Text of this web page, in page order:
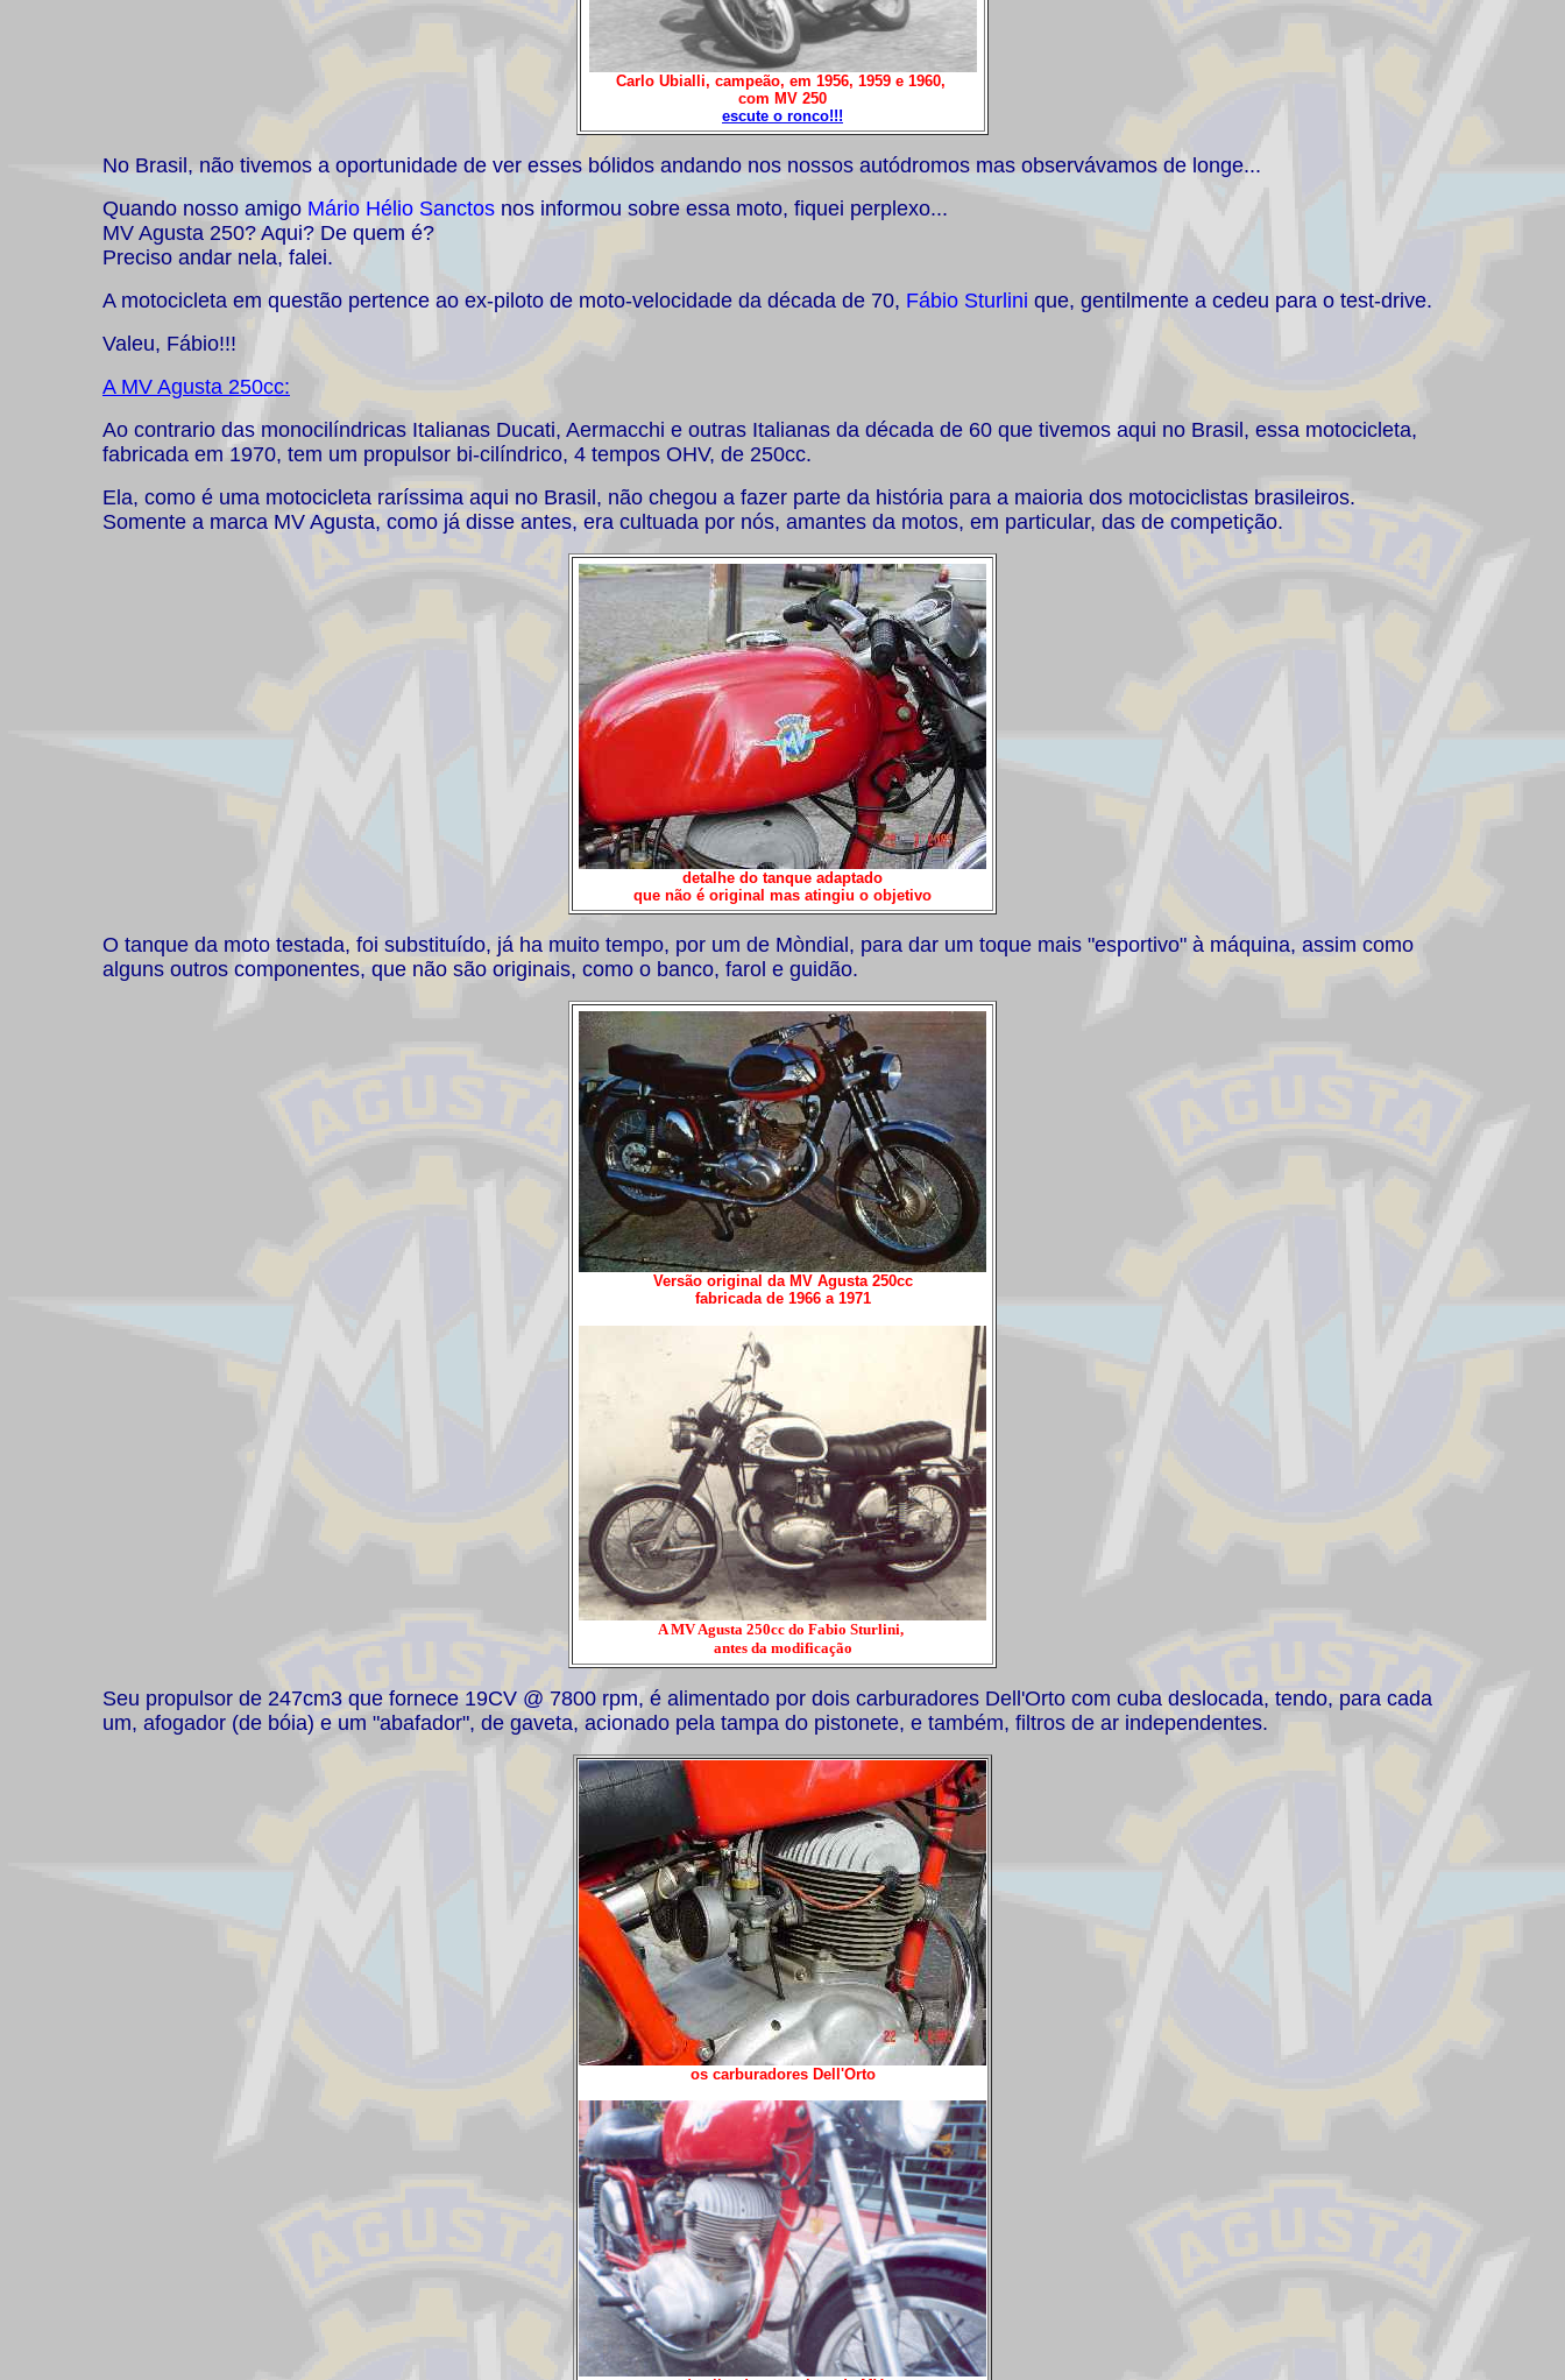
Carlo Ubialli, campeão, em 1956, 1959 e 1960,
com MV 250
escute o ronco!!!
No Brasil, não tivemos a oportunidade de ver esses bólidos andando nos nossos autódromos mas observávamos de longe...
Quando nosso amigo Mário Hélio Sanctos nos informou sobre essa moto, fiquei perplexo...
MV Agusta 250? Aqui? De quem é?
Preciso andar nela, falei.
A motocicleta em questão pertence ao ex-piloto de moto-velocidade da década de 70, Fábio Sturlini que, gentilmente a cedeu para o test-drive.
Valeu, Fábio!!!
A MV Agusta 250cc:
Ao contrario das monocilíndricas Italianas Ducati, Aermacchi e outras Italianas da década de 60 que tivemos aqui no Brasil, essa motocicleta,
fabricada em 1970, tem um propulsor bi-cilíndrico, 4 tempos OHV, de 250cc.
Ela, como é uma motocicleta raríssima aqui no Brasil, não chegou a fazer parte da história para a maioria dos motociclistas brasileiros.
Somente a marca MV Agusta, como já disse antes, era cultuada por nós, amantes da motos, em particular, das de competição.
detalhe do tanque adaptado
que não é original mas atingiu o objetivo
O tanque da moto testada, foi substituído, já ha muito tempo, por um de Mòndial, para dar um toque mais "esportivo" à máquina, assim como
alguns outros componentes, que não são originais, como o banco, farol e guidão.
Versão original da MV Agusta 250cc
fabricada de 1966 a 1971
A MV Agusta 250cc do Fabio Sturlini,
antes da modificação
Seu propulsor de 247cm3 que fornece 19CV @ 7800 rpm, é alimentado por dois carburadores Dell'Orto com cuba deslocada, tendo, para cada
um, afogador (de bóia) e um "abafador", de gaveta, acionado pela tampa do pistonete, e também, filtros de ar independentes.
os carburadores Dell'Orto